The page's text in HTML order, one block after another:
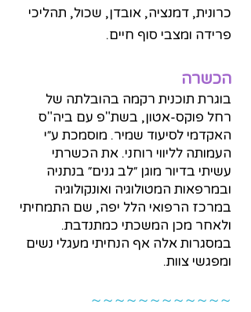
כרונית, דמנציה, אובדן, שכול, תהליכי
פרידה ומצבי סוף חיים.
הכשרה
בוגרת תוכנית רקמה בהובלתה של
רחל פוקס-אטון, בשת"פ עם ביה"ס
האקדמי לסיעוד שמיר. מוסמכת ע״י
העמותה לליווי רוחני. את הכשרתי
עשיתי בדיור מוגן ״לב גנים״ בנתניה
ובמרפאות המטולוגיה ואונקולוגיה
במרכז הרפואי הלל יפה, שם התמחיתי
ולאחר מכן המשכתי כמתנדבת.
במסגרות אלה אף הנחיתי מעגלי נשים
ומפגשי צוות.
~~~~~~~~~~~~